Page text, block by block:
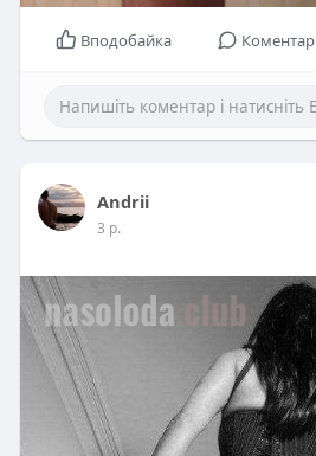
Вподобайка Коментар
Andrii
3 р.